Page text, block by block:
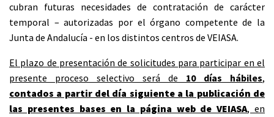
cubran futuras necesidades de contratación de carácter
temporal – autorizadas por el órgano competente de la
Junta de Andalucía - en los distintos centros de VEIASA.
El plazo de presentación de solicitudes para participar en el
presente proceso selectivo será de 10 días hábiles,
contados a partir del día siguiente a la publicación de
las presentes bases en la página web de VEIASA, en